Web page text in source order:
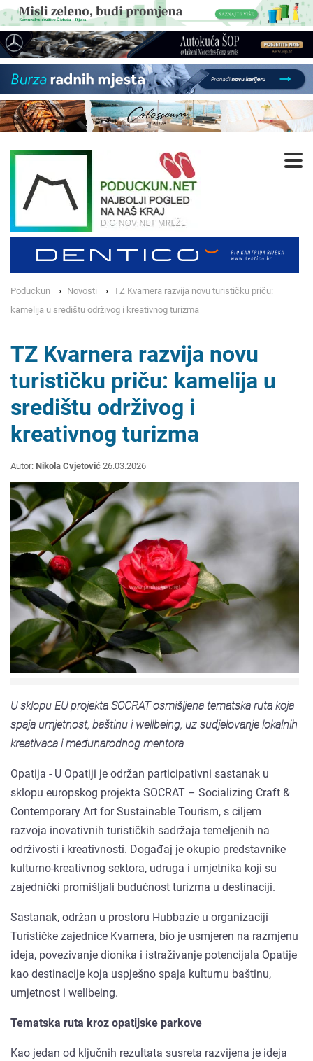
Poduckun Novosti
TZ Kvarnera razvija novu turističku priču:
kamelija u središtu održivog i kreativnog turizma
TZ Kvarnera razvija novu
turističku priču: kamelija u
središtu održivog i
kreativnog turizma
Autor: Nikola Cvjetović 26.03.2026
U sklopu EU projekta SOCRAT osmišljena tematska ruta koja
spaja umjetnost, baštinu i wellbeing, uz sudjelovanje lokalnih
kreativaca i međunarodnog mentora
Opatija - U Opatiji je održan participativni sastanak u
sklopu europskog projekta SOCRAT – Socializing Craft &
Contemporary Art for Sustainable Tourism, s ciljem
razvoja inovativnih turističkih sadržaja temeljenih na
održivosti i kreativnosti. Događaj je okupio predstavnike
kulturno-kreativnog sektora, udruga i umjetnika koji su
zajednički promišljali budućnost turizma u destinaciji.
Sastanak, održan u prostoru Hubbazie u organizaciji
Turističke zajednice Kvarnera, bio je usmjeren na razmjenu
ideja, povezivanje dionika i istraživanje potencijala Opatije
kao destinacije koja uspješno spaja kulturnu baštinu,
umjetnost i wellbeing.
Tematska ruta kroz opatijske parkove
Kao jedan od ključnih rezultata susreta razvijena je ideja